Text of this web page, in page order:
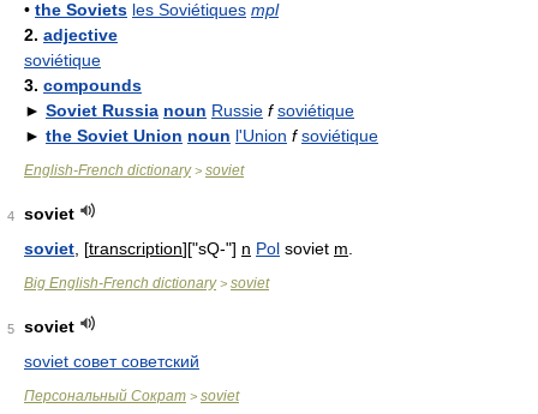
• the Soviets les Soviétiques mpl
2. adjective
soviétique
3. compounds
► Soviet Russia noun Russie f soviétique
► the Soviet Union noun l'Union f soviétique
English-French dictionary> soviet
4
soviet
soviet , [transcription]["sQ-"] n Pol soviet m
Big English-French dictionary> soviet
5
soviet
soviet совет советский
Персональный Сократ > soviet